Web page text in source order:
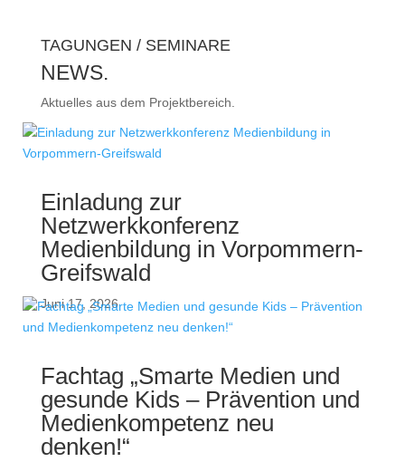
TAGUNGEN / SEMINARE
NEWS.
Aktuelles aus dem Projektbereich.
Einladung zur
Netzwerkkonferenz
Medienbildung in Vorpommern-
Greifswald
Juni 17, 2026
Fachtag „Smarte Medien und
gesunde Kids – Prävention und
Medienkompetenz neu
denken!“